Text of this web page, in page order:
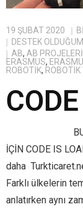
19 ŞUBAT 2020
DESTEK
AB, AB PROJELERI
ERASMUS,
ROBOTIK,
BUGÜNÜN
İÇİN CODE IS
daha
Farklı ülkelerin
anlatırken aynı